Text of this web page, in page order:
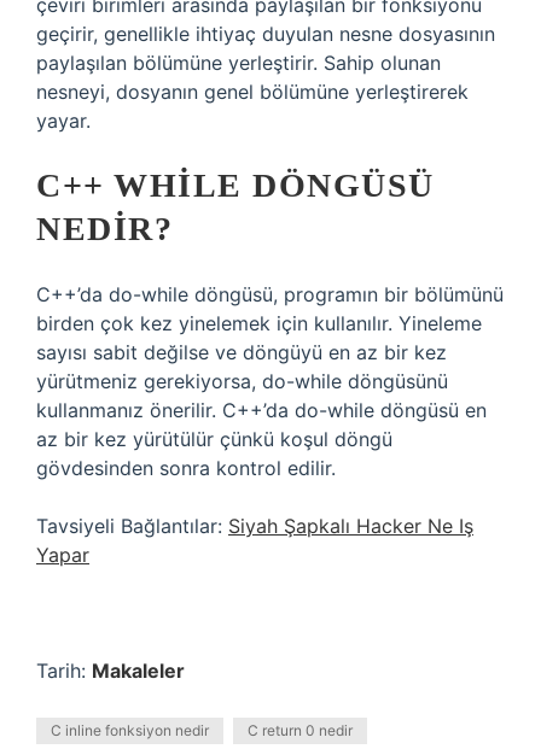
çeviri birimleri arasında paylaşılan bir fonksiyonu
geçirir, genellikle ihtiyaç duyulan nesne dosyasının
paylaşılan bölümüne yerleştirir. Sahip olunan
nesneyi, dosyanın genel bölümüne yerleştirerek
yayar.
C++ WHILE DÖNGÜSÜ
NEDIR?
C++’da do-while döngüsü, programın bir bölümünü
birden çok kez yinelemek için kullanılır. Yineleme
sayısı sabit değilse ve döngüyü en az bir kez
yürütmeniz gerekiyorsa, do-while döngüsünü
kullanmanız önerilir. C++’da do-while döngüsü en
az bir kez yürütülür çünkü koşul döngü
gövdesinden sonra kontrol edilir.
Tavsiyeli Bağlantılar: Siyah Şapkalı Hacker Ne Iş
Yapar
Tarih: Makaleler
C inline fonksiyon nedir C return 0 nedir